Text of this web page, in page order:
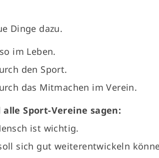
Dinge dazu.
im Leben.
den Sport.
das Mitmachen im Verein.
alle Sport-Vereine sagen:
ist wichtig.
sich gut weiterentwickeln